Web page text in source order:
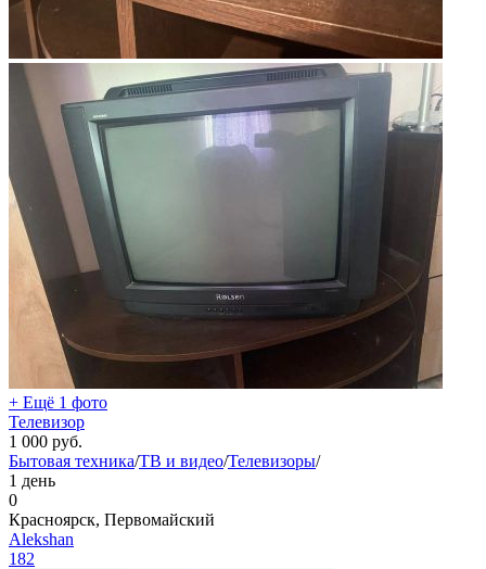
+ Ещё 1 фото
Телевизор
1 000 руб.
Бытовая техника/ТВ и видео/Телевизоры/
1 день
0
Красноярск, Первомайский
Alekshan
182